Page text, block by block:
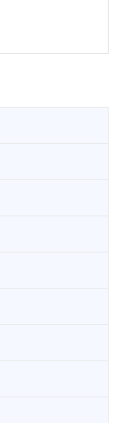
Maruziyeti